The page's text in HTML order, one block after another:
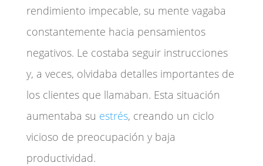
rendimiento impecable, su mente vagaba
constantemente hacia pensamientos
negativos. Le costaba seguir instrucciones
y, a veces, olvidaba detalles importantes de
los clientes que llamaban. Esta situación
aumentaba su estrés, creando un ciclo
vicioso de preocupación y baja
productividad.